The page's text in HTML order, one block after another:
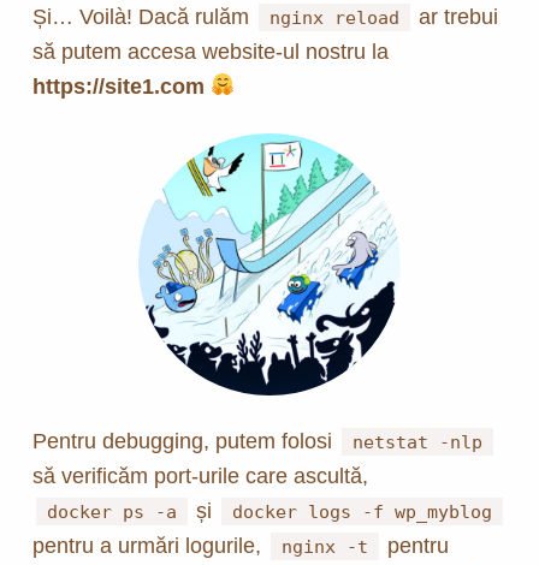
Și… Voilà! Dacă rulăm nginx reload
ar trebui
să putem accesa website-ul nostru la
https://site1.com
Pentru debugging, putem folosi netstat -nlp
să verificăm port-urile care ascultă,
docker ps -a și docker logs -f wp_myblog
pentru a urmări logurile, nginx -t
pentru